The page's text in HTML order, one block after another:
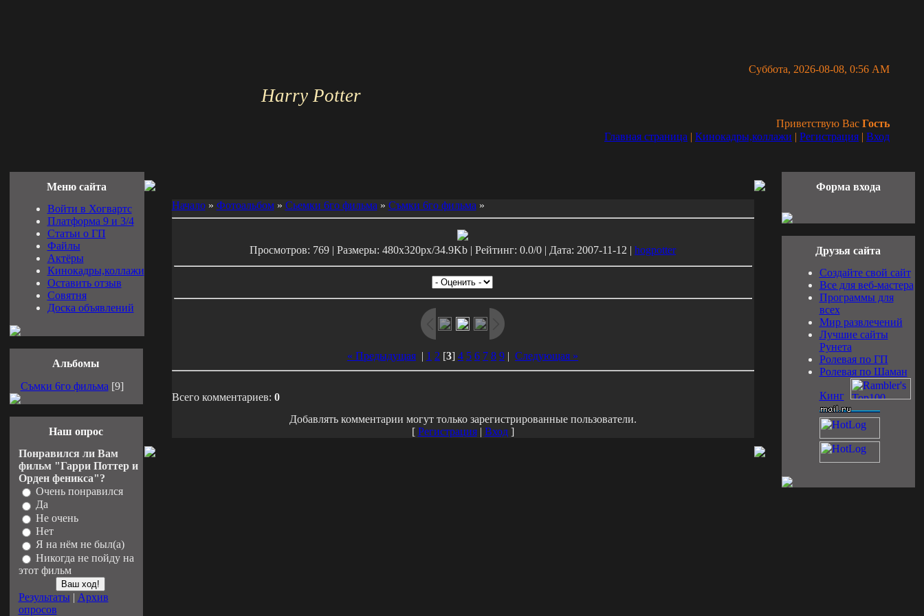
Суббота, 2026-08-08, 0:56 AM
Harry Potter
Приветствую Вас Гость
Главная страница | Кинокадры,коллажи | Регистрация | Вход
Меню сайта
Войти в Хогвартс
Платформа 9 и 3/4
Cтатьи о ГП
Файлы
Актёры
Кинокадры,коллажи
Оставить отзыв
Совятня
Доска объявлений
Альбомы
Съмки 6го фильма [9]
Наш опрос
Понравился ли Вам
фильм "Гарри Поттер и
Орден феникса"?
Очень понравился
Да
Не очень
Нет
Я на нём не был(а)
Никогда не пойду на
этот фильм
Результаты | Архив
опросов
Начало» Фотоальбом» Сьемки 6го фильма » Съмки 6го фильма »
Просмотров: 769 | Размеры: 480x320px/34.9Kb | Рейтинг: 0.0/0 | Дата: 2007-11-12 | hogpotter
« Предыдущая | 1 2 [3] 4 5 6 7 8 9 | Следующая »
Всего комментариев: 0
Добавлять комментарии могут только зарегистрированные пользователи.
[ Регистрация| Вход]
Форма входа
Друзья сайта
Создайте свой сайт
Все для веб-мастера
Программы для
всех
Мир развлечений
Лучшие сайты
Рунета
Ролевая по ГП
Ролевая по Шаман
Кинг